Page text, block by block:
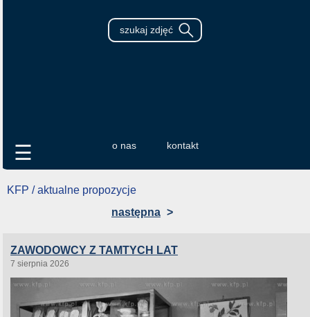
o nas kontakt
☰
KFP / aktualne propozycje
następna >
ZAWODOWCY Z TAMTYCH LAT
7 sierpnia 2026